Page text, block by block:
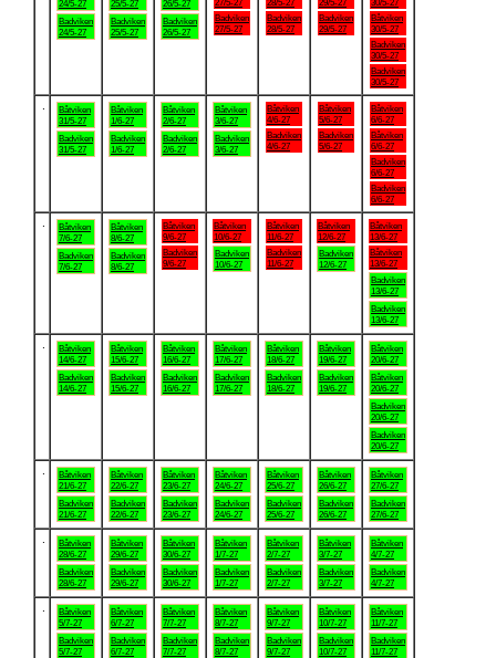
24/5-27
Badviken
24/5-27
25/5-27
Badviken
25/5-27
26/5-27
Badviken
26/5-27
27/5-27
Badviken
27/5-27
28/5-27
Badviken
28/5-27
29/5-27
Badviken
29/5-27
30/5-27
Båtviken
30/5-27
Badviken
30/5-27
Badviken
30/5-27
Båtviken
31/5-27
Badviken
31/5-27
Båtviken
1/6-27
Badviken
1/6-27
Båtviken
2/6-27
Badviken
2/6-27
Båtviken
3/6-27
Badviken
3/6-27
Båtviken
4/6-27
Badviken
4/6-27
Båtviken
5/6-27
Badviken
5/6-27
Båtviken
6/6-27
Båtviken
6/6-27
Badviken
6/6-27
Badviken
6/6-27
Båtviken
7/6-27
Badviken
7/6-27
Båtviken
8/6-27
Badviken
8/6-27
Båtviken
9/6-27
Badviken
9/6-27
Båtviken
10/6-27
Badviken
10/6-27
Båtviken
11/6-27
Badviken
11/6-27
Båtviken
12/6-27
Badviken
12/6-27
Båtviken
13/6-27
Båtviken
13/6-27
Badviken
13/6-27
Badviken
13/6-27
Båtviken
14/6-27
Badviken
14/6-27
Båtviken
15/6-27
Badviken
15/6-27
Båtviken
16/6-27
Badviken
16/6-27
Båtviken
17/6-27
Badviken
17/6-27
Båtviken
18/6-27
Badviken
18/6-27
Båtviken
19/6-27
Badviken
19/6-27
Båtviken
20/6-27
Båtviken
20/6-27
Badviken
20/6-27
Badviken
20/6-27
Båtviken
21/6-27
Badviken
21/6-27
Båtviken
22/6-27
Badviken
22/6-27
Båtviken
23/6-27
Badviken
23/6-27
Båtviken
24/6-27
Badviken
24/6-27
Båtviken
25/6-27
Badviken
25/6-27
Båtviken
26/6-27
Badviken
26/6-27
Båtviken
27/6-27
Badviken
27/6-27
Båtviken
28/6-27
Badviken
28/6-27
Båtviken
29/6-27
Badviken
29/6-27
Båtviken
30/6-27
Badviken
30/6-27
Båtviken
1/7-27
Badviken
1/7-27
Båtviken
2/7-27
Badviken
2/7-27
Båtviken
3/7-27
Badviken
3/7-27
Båtviken
4/7-27
Badviken
4/7-27
Båtviken
5/7-27
Badviken
5/7-27
Båtviken
6/7-27
Badviken
6/7-27
Båtviken
7/7-27
Badviken
7/7-27
Båtviken
8/7-27
Badviken
8/7-27
Båtviken
9/7-27
Badviken
9/7-27
Båtviken
10/7-27
Badviken
10/7-27
Båtviken
11/7-27
Badviken
11/7-27